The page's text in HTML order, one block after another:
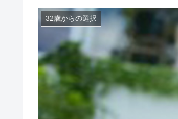
32歳からの選択